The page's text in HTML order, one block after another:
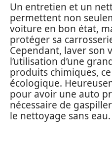
Un entretien et un
permettent non
voiture en bon état,
protéger sa
Cependant, laver son
l’utilisation d’une
produits chimiques,
écologique.
pour avoir une auto
nécessaire de
le nettoyage sans eau.